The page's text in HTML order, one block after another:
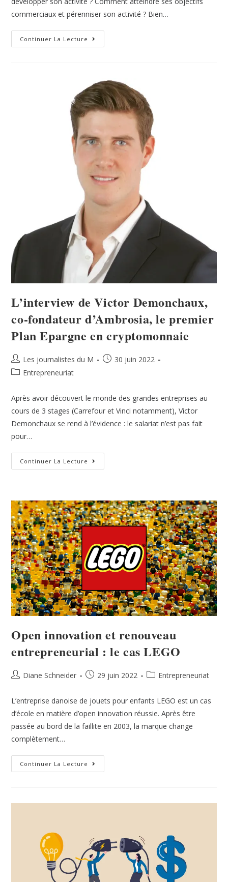
commerciaux et pérenniser son activité ? Bien…
Continuer La Lecture
L’interview de Victor Demonchaux,
co-fondateur d’Ambrosia, le premier
Plan Epargne en cryptomonnaie
Les journalistes du M
30 juin 2022
Entrepreneuriat
Après avoir découvert le monde des grandes entreprises au
cours de 3 stages (Carrefour et Vinci notamment), Victor
Demonchaux se rend à l’évidence : le salariat n’est pas fait
pour…
Continuer La Lecture
Open innovation et renouveau
entrepreneurial : le cas LEGO
Diane Schneider 29 juin 2022 Entrepreneuriat
L’entreprise danoise de jouets pour enfants LEGO est un cas
d’école en matière d’open innovation réussie. Après être
passée au bord de la faillite en 2003, la marque change
complètement…
Continuer La Lecture